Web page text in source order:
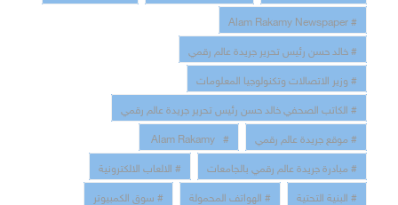
# Alam Rakamy Newspaper
# خالد حسن رئيس تحرير جريدة عالم رقمي
# وزير الاتصالات وتكنولوجيا المعلومات
# الكاتب الصحفي خالد حسن رئيس تحرير جريدة عالم رقمي
# موقع جريدة عالم رقمي
# Alam Rakamy
# مبادرة جريدة عالم رقمي بالجامعات
# الالعاب الالكترونية
# البنية التحتية
# الهواتف المحمولة
# سوق الكمبيوتر